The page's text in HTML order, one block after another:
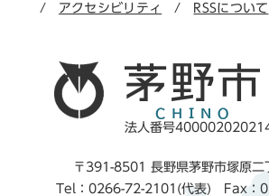
アクセシビリティ RSSについて
法人番号
〒391-8501 長野県茅野市塚原二
Tel：0266-72-2101(代表) Fax：